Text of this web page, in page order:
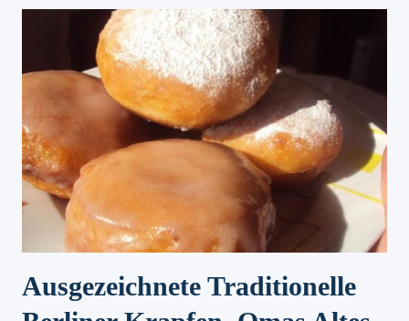
Ausgezeichnete Traditionelle